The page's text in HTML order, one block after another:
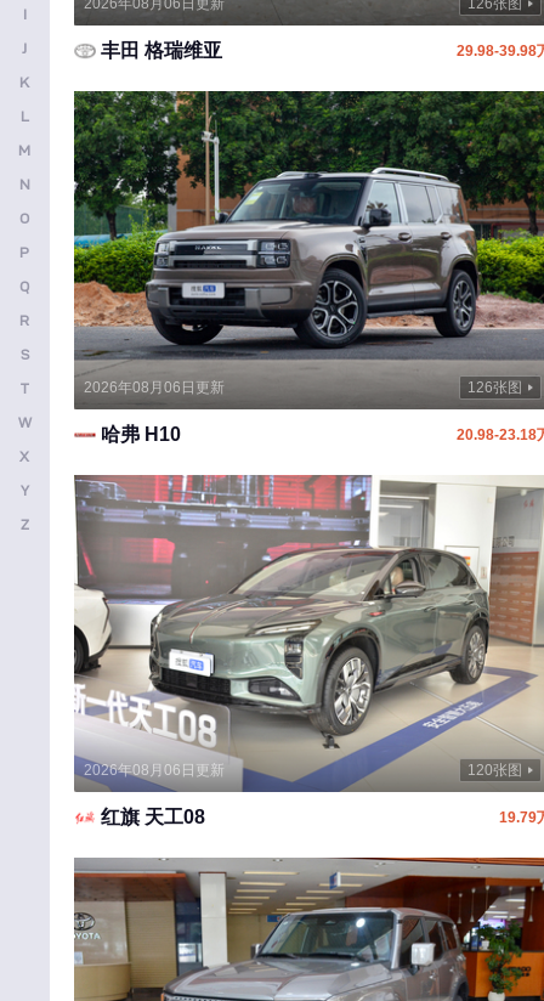
I
J
K
L
M
N
O
P
Q
R
S
T
W
X
Y
Z
阿斯顿马丁
阿尔法罗密欧
埃尚
安凯客车
B
比亚迪
奔驰
宝马
别克
本田
保时捷
北京越野
宝骏
标致
北京汽车
宾利
北汽制造
奔腾
北汽瑞翔
北汽雷驰
百智新能源
C
长安
长城
2026年08月06日更新 126张图
丰田 格瑞维亚 29.98-39.98
2026年08月06日更新 126张图
哈弗 H10 20.98-23.18
2026年08月06日更新 120张图
红旗 天工08 19.79